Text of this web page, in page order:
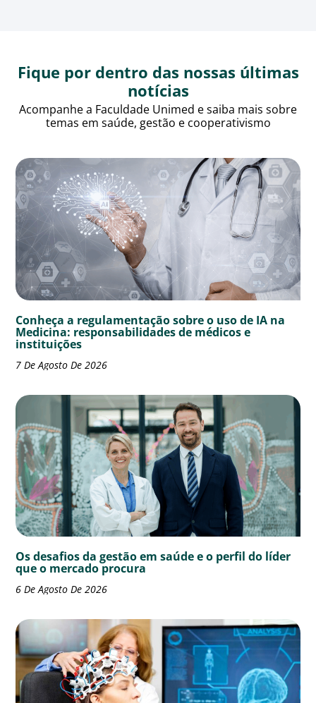
Fique por dentro das nossas últimas
notícias
Acompanhe a Faculdade Unimed e saiba mais sobre
temas em saúde, gestão e cooperativismo
Conheça a regulamentação sobre o uso de IA na
Medicina: responsabilidades de médicos e
instituições
7 De Agosto De 2026
Os desafios da gestão em saúde e o perfil do líder
que o mercado procura
6 De Agosto De 2026